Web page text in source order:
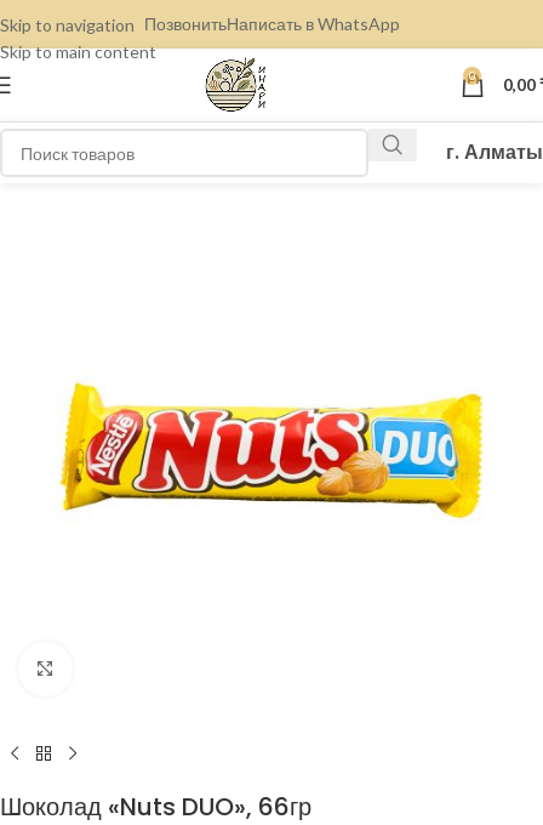
Skip to navigation
Skip to main content
ПозвонитьНаписать в WhatsApp
0 0,00
г. Алматы
Шоколад «Nuts DUO», 66гр